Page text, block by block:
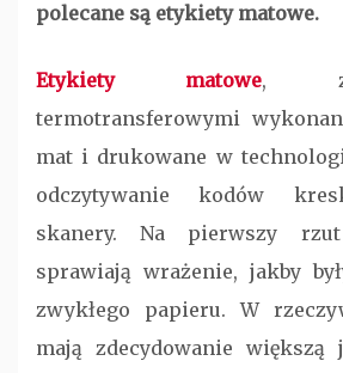
polecane są etykiety matowe.
Etykiety matowe,
termotransferowymi
mat i drukowane w
odczytywanie kodów
skanery. Na pierwszy
sprawiają wrażenie, jakby
zwykłego papieru. W
mają zdecydowanie większą